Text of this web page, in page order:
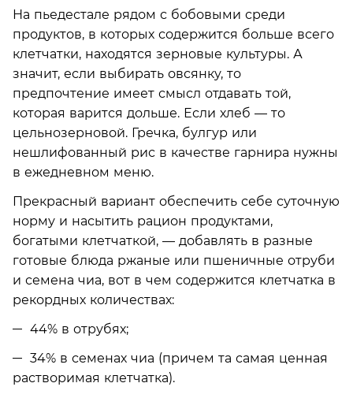
На пьедестале рядом с бобовыми среди
продуктов, в которых содержится больше всего
клетчатки, находятся зерновые культуры. А
значит, если выбирать овсянку, то
предпочтение имеет смысл отдавать той,
которая варится дольше. Если хлеб — то
цельнозерновой. Гречка, булгур или
нешлифованный рис в качестве гарнира нужны
в ежедневном меню.
Прекрасный вариант обеспечить себе суточную
норму и насытить рацион продуктами,
богатыми клетчаткой, — добавлять в разные
готовые блюда ржаные или пшеничные отруби
и семена чиа, вот в чем содержится клетчатка в
рекордных количествах:
44% в отрубях;
34% в семенах чиа (причем та самая ценная
растворимая клетчатка).